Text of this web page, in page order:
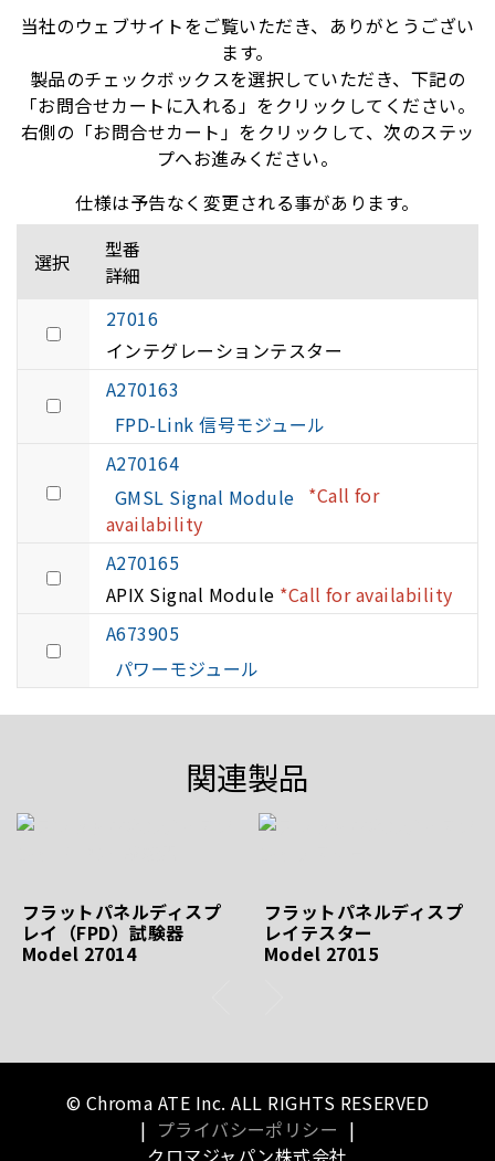
当社のウェブサイトをご覧いただき、ありがとうござい
ます。
製品のチェックボックスを選択していただき、下記の
「お問合せカートに入れる」をクリックしてください。
右側の「お問合せカート」をクリックして、次のステッ
プへお進みください。
仕様は予告なく変更される事があります。
選択
型番
詳細
27016
インテグレーションテスター
A270163
FPD-Link 信号モジュール
A270164
GMSL Signal Module *Call for
availability
A270165
APIX Signal Module *Call for availability
A673905
パワーモジュール
関連製品
フラットパネルディスプ
レイ（FPD）試験器
Model 27014
フラットパネルディスプ
レイテスター
Model 27015
© Chroma ATE Inc. ALL RIGHTS RESERVED
| プライバシーポリシー |
クロマジャパン株式会社